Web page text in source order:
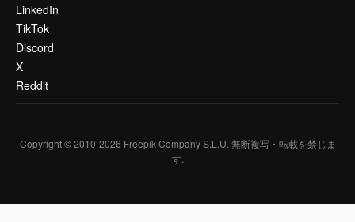
LinkedIn
TikTok
Discord
X
Reddit
Copyright © 2010-2026 Freepik Company S.L.U. 無断複写・転載を禁じま
す.